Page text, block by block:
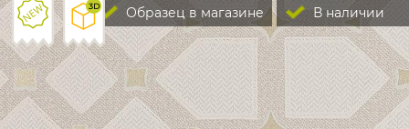
В наличии
Образец в магазине